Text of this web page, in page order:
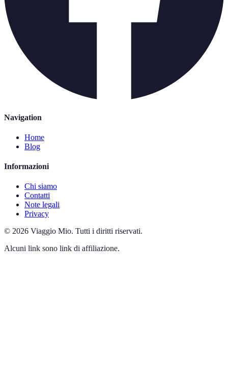
Navigation
Home
Blog
Informazioni
Chi siamo
Contatti
Note legali
Privacy
© 2026 Viaggio Mio. Tutti i diritti riservati.
Alcuni link sono link di affiliazione.